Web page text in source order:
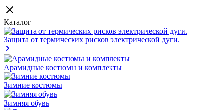
Каталог
Защита от термических рисков электрической дуги.
Арамидные костюмы и комплекты
Зимние костюмы
Зимняя обувь